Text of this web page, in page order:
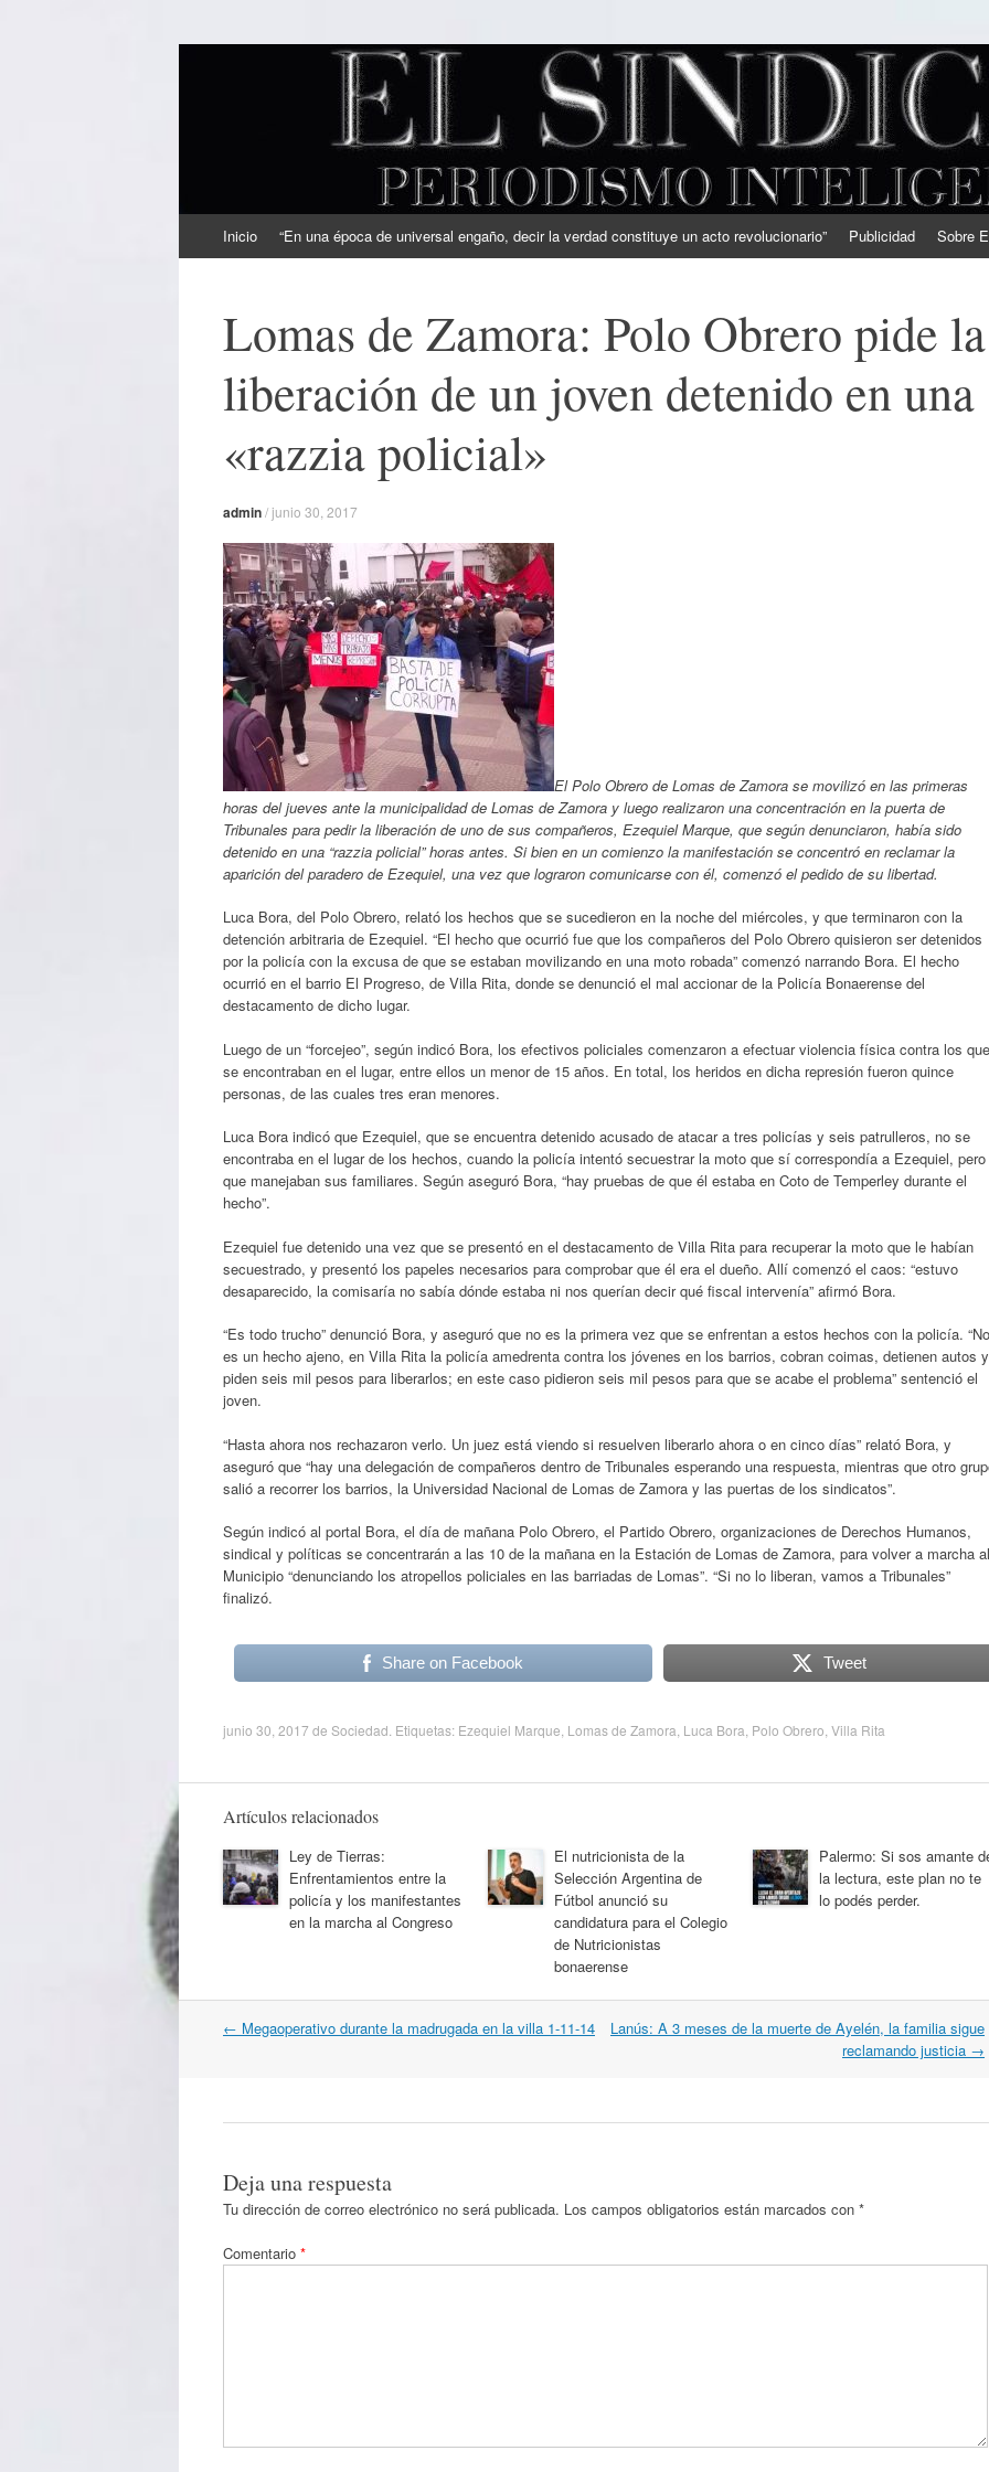
EL SINDICAL
Periodismo Inteligente
al
Inicio “En una época de universal engaño, decir la verdad constituye un acto revolucionario” Publicidad Sobre
Lomas de Zamora: Polo Obrero pide la
liberación de un joven detenido en una
«razzia policial»
admin/junio 30, 2017
El Polo Obrero de Lomas de Zamora se movilizó en las primeras
horas del jueves ante la municipalidad de Lomas de Zamora y luego realizaron una concentración en la puerta de
Tribunales para pedir la liberación de uno de sus compañeros, Ezequiel Marque, que según denunciaron, había sido
detenido en una “razzia policial” horas antes. Si bien en un comienzo la manifestación se concentró en reclamar la
aparición del paradero de Ezequiel, una vez que lograron comunicarse con él, comenzó el pedido de su libertad.
Luca Bora, del Polo Obrero, relató los hechos que se sucedieron en la noche del miércoles, y que terminaron con la
detención arbitraria de Ezequiel. “El hecho que ocurrió fue que los compañeros del Polo Obrero quisieron ser detenidos
por la policía con la excusa de que se estaban movilizando en una moto robada” comenzó narrando Bora. El hecho
ocurrió en el barrio El Progreso, de Villa Rita, donde se denunció el mal accionar de la Policía Bonaerense del
destacamento de dicho lugar.
Luego de un “forcejeo”, según indicó Bora, los efectivos policiales comenzaron a efectuar violencia física contra los que
se encontraban en el lugar, entre ellos un menor de 15 años. En total, los heridos en dicha represión fueron quince
personas, de las cuales tres eran menores.
Luca Bora indicó que Ezequiel, que se encuentra detenido acusado de atacar a tres policías y seis patrulleros, no se
encontraba en el lugar de los hechos, cuando la policía intentó secuestrar la moto que sí correspondía a Ezequiel, pero
que manejaban sus familiares. Según aseguró Bora, “hay pruebas de que él estaba en Coto de Temperley durante el
hecho”.
Ezequiel fue detenido una vez que se presentó en el destacamento de Villa Rita para recuperar la moto que le habían
secuestrado, y presentó los papeles necesarios para comprobar que él era el dueño. Allí comenzó el caos: “estuvo
desaparecido, la comisaría no sabía dónde estaba ni nos querían decir qué fiscal intervenía” afirmó Bora.
“Es todo trucho” denunció Bora, y aseguró que no es la primera vez que se enfrentan a estos hechos con la policía. “No
es un hecho ajeno, en Villa Rita la policía amedrenta contra los jóvenes en los barrios, cobran coimas, detienen autos y
piden seis mil pesos para liberarlos; en este caso pidieron seis mil pesos para que se acabe el problema” sentenció el
joven.
“Hasta ahora nos rechazaron verlo. Un juez está viendo si resuelven liberarlo ahora o en cinco días” relató Bora, y
aseguró que “hay una delegación de compañeros dentro de Tribunales esperando una respuesta, mientras que otro
salió a recorrer los barrios, la Universidad Nacional de Lomas de Zamora y las puertas de los sindicatos”.
Según indicó al portal Bora, el día de mañana Polo Obrero, el Partido Obrero, organizaciones de Derechos Humanos,
sindical y políticas se concentrarán a las 10 de la mañana en la Estación de Lomas de Zamora, para volver a marcha al
Municipio “denunciando los atropellos policiales en las barriadas de Lomas”. “Si no lo liberan, vamos a Tribunales”
finalizó.
Share on Facebook Tweet
junio 30, 2017 de Sociedad . Etiquetas: Ezequiel Marque Lomas de Zamora Luca Bora Polo Obrero Villa Rita
Artículos relacionados
Ley de Tierras:
Enfrentamientos entre la
policía y los manifestantes
en la marcha al Congreso
El nutricionista de la
Selección Argentina de
Fútbol anunció su
candidatura para el Colegio
de Nutricionistas
bonaerense
Palermo: Si sos amante
la lectura, este plan no te
lo podés perder.
Navegación
← Megaoperativo durante la madrugada en la villa 1-11-14
Lanús: A 3 meses de la muerte de Ayelén, la familia sigue
reclamando justicia →
Deja una respuesta
Tu dirección de correo electrónico no será publicada. Los campos obligatorios están marcados con *
Comentario *